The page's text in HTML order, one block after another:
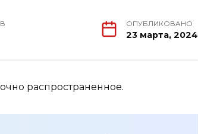
ОПУБЛИКОВАНО
23 марта, 2024
распространенное.